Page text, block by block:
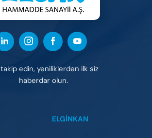
takip edin, yeniliklerden ilk siz
haberdar olun.
ELGİNKAN